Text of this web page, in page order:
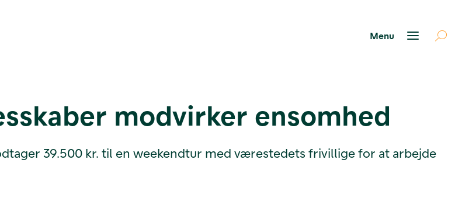
modvirker ensomhed
39.500 kr. til en weekendtur med værestedets frivillige for at arbejde